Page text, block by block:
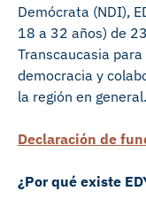
Demócrata (NDI),
18 a 32 años) de
Transcaucasia
democracia y
la región en general.
Declaración de
¿Por qué existe